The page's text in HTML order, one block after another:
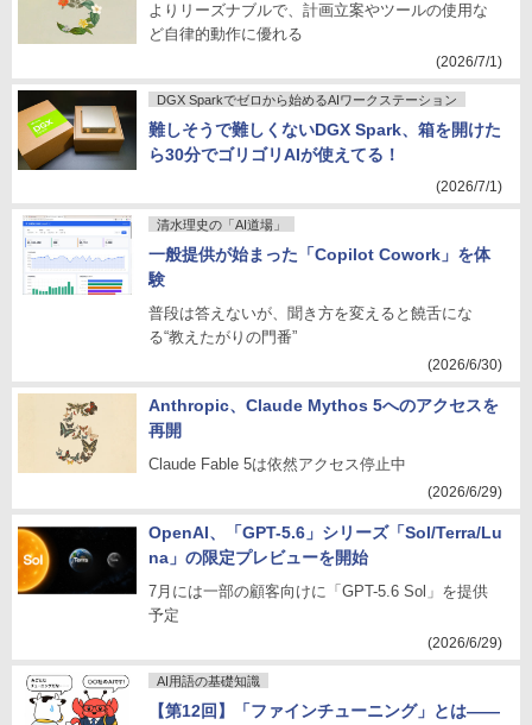
よりリーズナブルで、計画立案やツールの使用な
ど自律的動作に優れる
(2026/7/1)
DGX Sparkでゼロから始めるAIワークステーション
難しそうで難しくないDGX Spark、箱を開けた
ら30分でゴリゴリAIが使えてる！
(2026/7/1)
清水理史の「AI道場」
一般提供が始まった「Copilot Cowork」を体
験
普段は答えないが、聞き方を変えると饒舌にな
る“教えたがりの門番”
(2026/6/30)
Anthropic、Claude Mythos 5へのアクセスを
再開
Claude Fable 5は依然アクセス停止中
(2026/6/29)
OpenAI、「GPT-5.6」シリーズ「Sol/Terra/Lu
na」の限定プレビューを開始
7月には一部の顧客向けに「GPT-5.6 Sol」を提供
予定
(2026/6/29)
AI用語の基礎知識
【第12回】「ファインチューニング」とは――